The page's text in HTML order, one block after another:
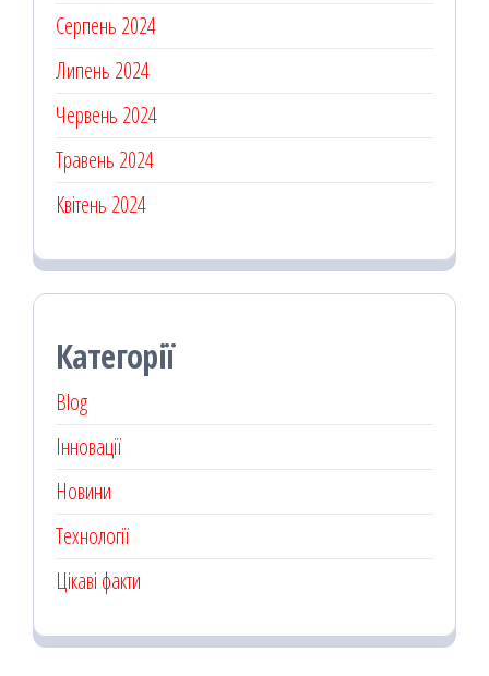
Серпень 2024
Липень 2024
Червень 2024
Травень 2024
Квітень 2024
Категорії
Blog
Інновації
Новини
Технології
Цікаві факти